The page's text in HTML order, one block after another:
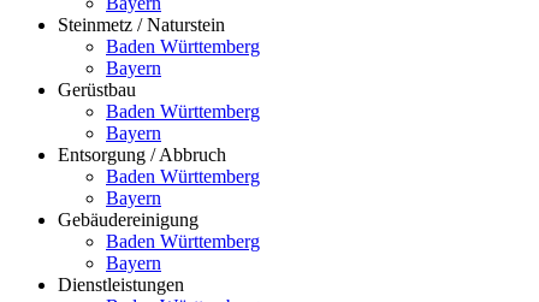
Steinmetz / Naturstein
Baden Württemberg
Bayern
Gerüstbau
Baden Württemberg
Bayern
Entsorgung / Abbruch
Baden Württemberg
Bayern
Gebäudereinigung
Baden Württemberg
Bayern
Dienstleistungen